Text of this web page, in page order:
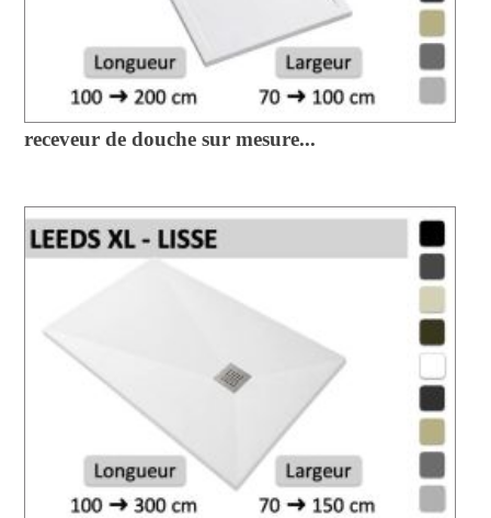
receveur de douche sur mesure...